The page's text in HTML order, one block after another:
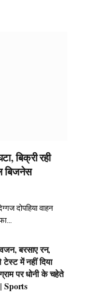
बिक्री रही
बिजनेस
दोपहिया वाहन
बरसाए रन,
में नहीं दिया
पर धोनी के चहेते
| Sports